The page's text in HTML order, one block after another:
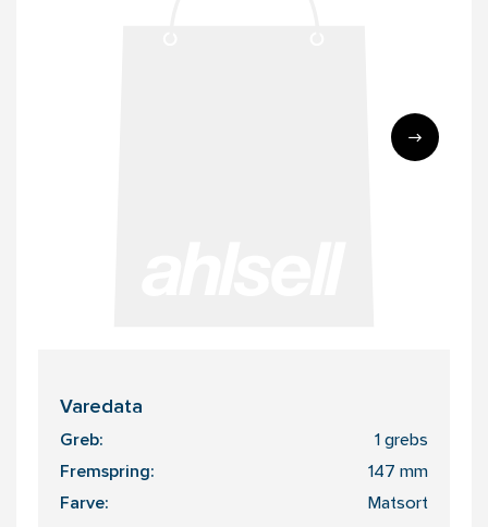
Varedata
Greb: 1 grebs
Fremspring: 147 mm
Farve: Matsort